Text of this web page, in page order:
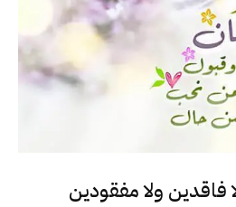
فاقدين ولا مفقودين